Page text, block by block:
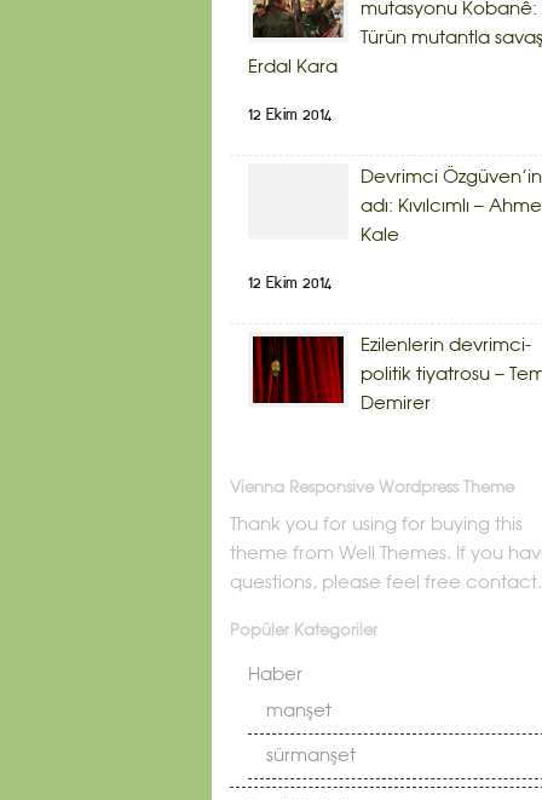
mutasyonu Kobanê:
Türün mutantla
Erdal Kara
12 Ekim 2014
Devrimci Özgüven’in
adı: Kıvılcımlı –
Kale
12 Ekim 2014
Ezilenlerin devrimci-
politik tiyatrosu –
Demirer
Vienna Responsive Wordpress Theme
Thank you for using for buying this
theme from Well Themes. If you
questions, please feel free contact.
Popüler Kategoriler
Haber
manşet
sürmanşet